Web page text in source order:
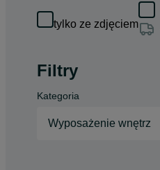
tylko ze zdjęciem
Filtry
Kategoria
Wyposażenie wnętrz